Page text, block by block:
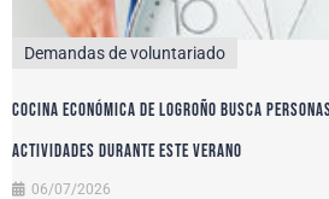
Demandas de voluntariado
Cocina Económica de Logroño busca
actividades durante este verano
06/07/2026